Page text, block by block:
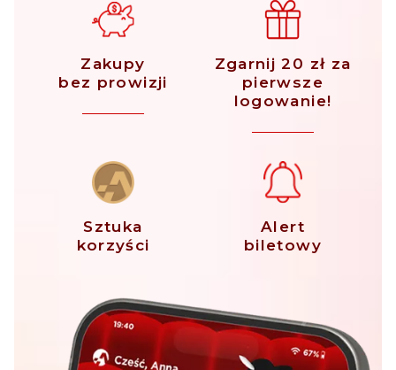
Zakupy
bez prowizji
Zgarnij 20 zł za
pierwsze
logowanie!
Sztuka
korzyści
Alert
biletowy